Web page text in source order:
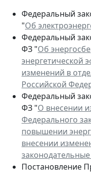
Федеральный
"Об
Федеральный
ФЗ "Об
энергетической
изменений в
Российской
Федеральный
ФЗ "О внесении
Федерального
повышении
внесении
Постановление